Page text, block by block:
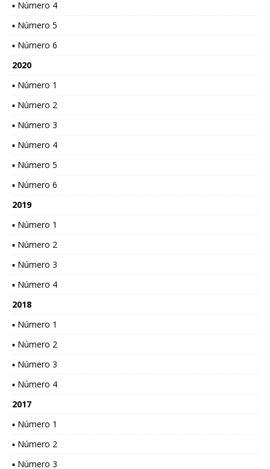
▪ Número 4
▪ Número 5
▪ Número 6
2020
▪ Número 1
▪ Número 2
▪ Número 3
▪ Número 4
▪ Número 5
▪ Número 6
2019
▪ Número 1
▪ Número 2
▪ Número 3
▪ Número 4
2018
▪ Número 1
▪ Número 2
▪ Número 3
▪ Número 4
2017
▪ Número 1
▪ Número 2
▪ Número 3